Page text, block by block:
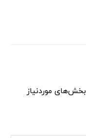
بخش‌های موردنیاز